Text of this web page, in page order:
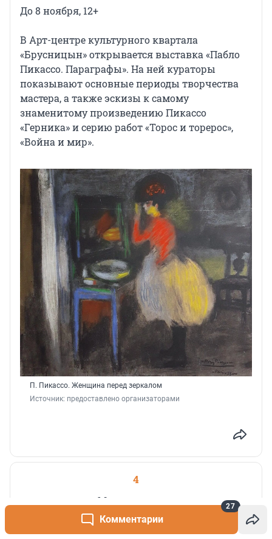
Комментарии
27
До 8 ноября, 12+
В Арт-центре культурного квартала
«Брусницын» открывается выставка «Пабло
Пикассо. Параграфы». На ней кураторы
показывают основные периоды творчества
мастера, а также эскизы к самому
знаменитому произведению Пикассо
«Герника» и серию работ «Торос и торерос»,
«Война и мир».
П. Пикассо. Женщина перед зеркалом
Источник: предоставлено организаторами
4
На экранах
Хоррор заводит в лабиринты в «Закулисье